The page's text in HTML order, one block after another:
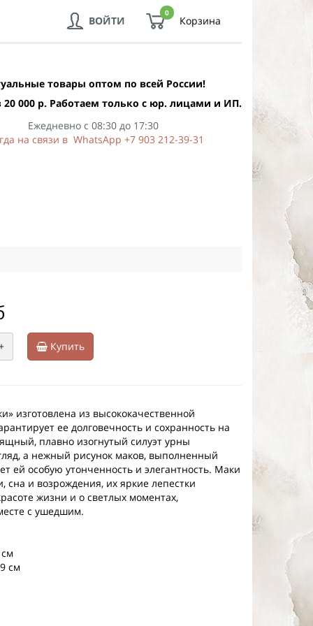
0
Корзина
ВОЙТИ
товары оптом по всей России!
20 000 р. Работаем только с юр. лицами и ИП.
Ежедневно с 08:30 до 17:30
на связи в WhatsApp +7 903 212-39-31
Купить
изготовлена из высококачественной
ее долговечность и сохранность на
плавно изогнутый силуэт урны
а нежный рисунок маков, выполненный
ей особую утонченность и элегантность. Маки
сна и возрождения, их яркие лепестки
жизни и о светлых моментах,
с ушедшим.
см